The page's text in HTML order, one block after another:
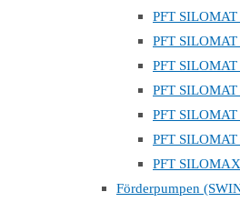
PFT
PFT
PFT
PFT SILOMAT
PFT SILOMAT
PFT
PFT SILOMAX
Förderpumpen